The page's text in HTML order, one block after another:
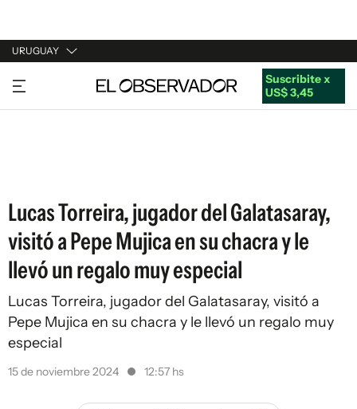
URUGUAY
URUGUAY
ARGENTINA
Suscribite x
US$ 3,45
Lucas Torreira, jugador del Galatasaray,
visitó a Pepe Mujica en su chacra y le
llevó un regalo muy especial
Lucas Torreira, jugador del Galatasaray, visitó a
Pepe Mujica en su chacra y le llevó un regalo muy
especial
15 de noviembre 2024 12:57 hs